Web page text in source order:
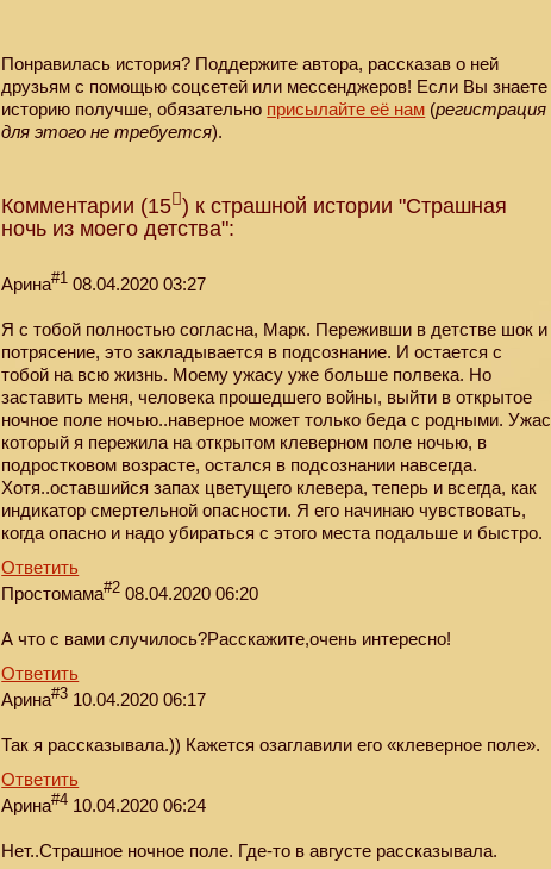
Понравилась история? Поддержите автора, рассказав о ней
друзьям с помощью соцсетей или мессенджеров! Если Вы знаете
историю получше, обязательно присылайте её нам (регистрация
для этого не требуется).
Комментарии (15 ) к страшной истории "Страшная
ночь из моего детства":
Арина#1 08.04.2020 03:27
Я с тобой полностью согласна, Марк. Переживши в детстве шок и
потрясение, это закладывается в подсознание. И остается с
тобой на всю жизнь. Моему ужасу уже больше полвека. Но
заставить меня, человека прошедшего войны, выйти в открытое
ночное поле ночью..наверное может только беда с родными. Ужас
который я пережила на открытом клеверном поле ночью, в
подростковом возрасте, остался в подсознании навсегда.
Хотя..оставшийся запах цветущего клевера, теперь и всегда, как
индикатор смертельной опасности. Я его начинаю чувствовать,
когда опасно и надо убираться с этого места подальше и быстро.
Ответить
Простомама#2 08.04.2020 06:20
А что с вами случилось?Расскажите,очень интересно!
Ответить
Арина#3 10.04.2020 06:17
Так я рассказывала.)) Кажется озаглавили его «клеверное поле».
Ответить
Арина#4 10.04.2020 06:24
Нет..Страшное ночное поле. Где-то в августе рассказывала.